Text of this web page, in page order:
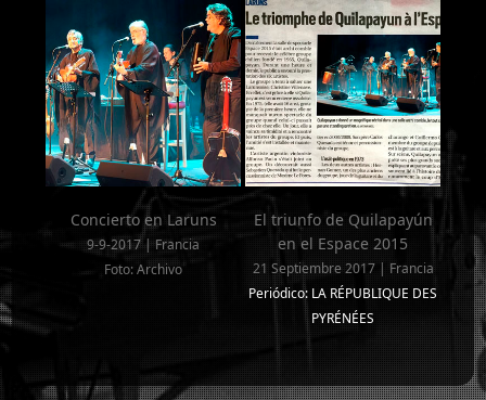
Concierto en Laruns
9-9-2017 | Francia
Foto: Archivo
El triunfo de Quilapayún
en el Espace 2015
21 Septiembre 2017 | Francia
Periódico: LA RÉPUBLIQUE DES
PYRÉNÉES